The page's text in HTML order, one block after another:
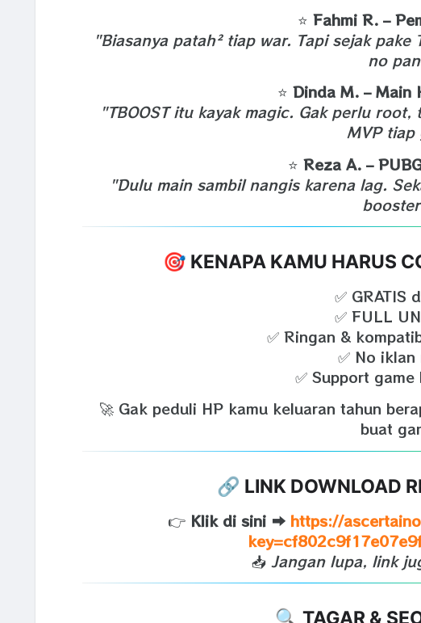
⭐ Fahmi R. –
"Biasanya patah² tiap war. Tapi sejak
no
⭐ Dinda M. – Main
"TBOOST itu kayak magic. Gak perlu
MVP tiap
⭐ Reza A. –
"Dulu main sambil nangis karena lag.
🎯 KENAPA KAMU HARUS
✅ GRATIS
✅ FULL
✅ Ringan &
✅ No iklan
✅ Support
🚀 Gak peduli HP kamu keluaran tahun
buat
🔗 LINK DOWNLOAD
👉 Klik di sini ➡️ https://
📥 Jangan lupa, link
🔍 TAGAR &